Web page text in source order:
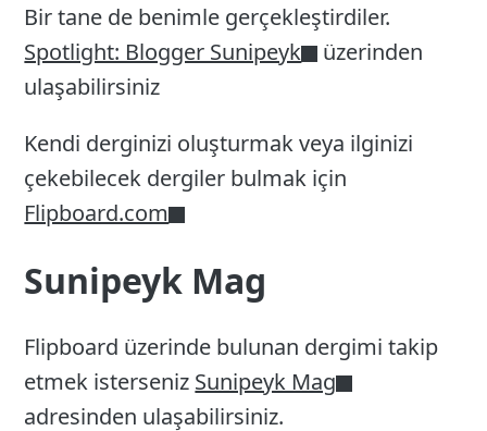
Bir tane de benimle gerçekleştirdiler.
Spotlight: Blogger Sunipeyk
üzerinden
ulaşabilirsiniz
Kendi derginizi oluşturmak veya ilginizi
çekebilecek dergiler bulmak için
Flipboard.com
Sunipeyk Mag
Flipboard üzerinde bulunan dergimi takip
etmek isterseniz Sunipeyk Mag
adresinden ulaşabilirsiniz.